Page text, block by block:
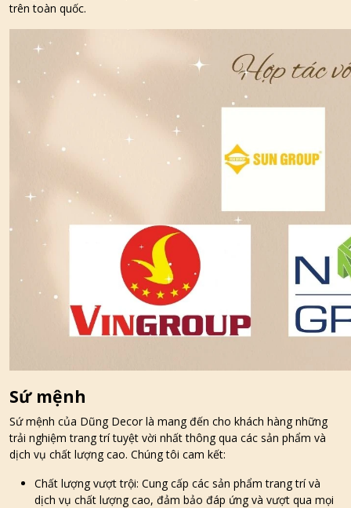
trên toàn quốc.
Sứ mệnh
Sứ mệnh của Dũng Decor là mang đến cho khách hàng những
trải nghiệm trang trí tuyệt vời nhất thông qua các sản phẩm và
dịch vụ chất lượng cao. Chúng tôi cam kết:
Chất lượng vượt trội: Cung cấp các sản phẩm trang trí và
dịch vụ chất lượng cao, đảm bảo đáp ứng và vượt qua mọi